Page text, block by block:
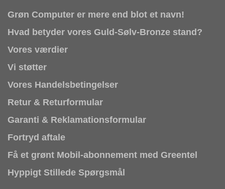
Grøn Computer er mere end blot et navn!
Hvad betyder vores Guld-Sølv-Bronze stand?
Vores værdier
Vi støtter
Vores Handelsbetingelser
Retur & Returformular
Garanti & Reklamationsformular
Fortryd aftale
Få et grønt Mobil-abonnement med Greentel
Hyppigt Stillede Spørgsmål